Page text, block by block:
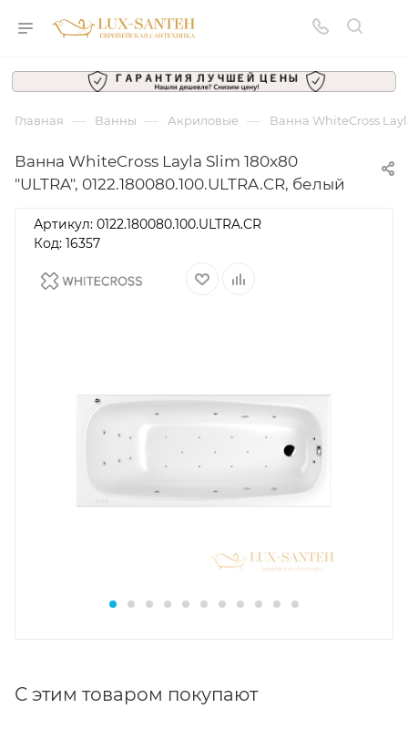
Главная — Ванны — Акриловые — Ванна WhiteCross
Ванна WhiteCross Layla Slim 180x80
"ULTRA", 0122.180080.100.ULTRA.CR, белый
Артикул: 0122.180080.100.ULTRA.CR
Код: 16357
С этим товаром покупают